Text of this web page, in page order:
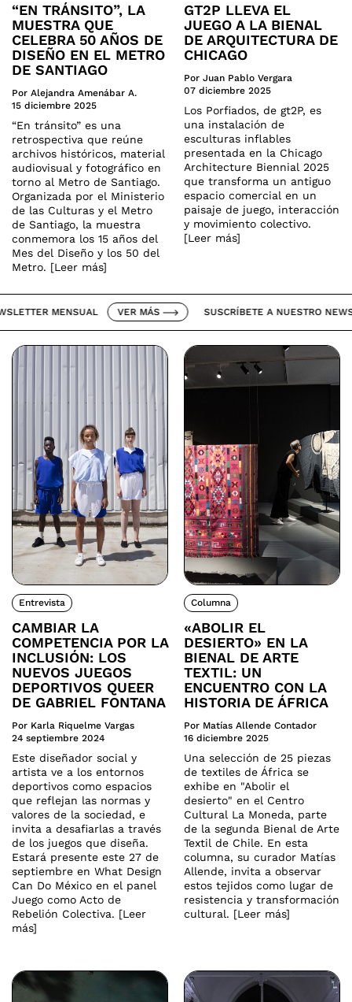
“EN TRÁNSITO”, LA
MUESTRA QUE
CELEBRA 50 AÑOS DE
DISEÑO EN EL METRO
DE SANTIAGO
Por Alejandra Amenábar A.
15 diciembre 2025
“En tránsito” es una
retrospectiva que reúne
archivos históricos, material
audiovisual y fotográfico en
torno al Metro de Santiago.
Organizada por el Ministerio
de las Culturas y el Metro
de Santiago, la muestra
conmemora los 15 años del
Mes del Diseño y los 50 del
Metro. [Leer más]
GT2P LLEVA EL
JUEGO A LA BIENAL
DE ARQUITECTURA DE
CHICAGO
Por Juan Pablo Vergara
07 diciembre 2025
Los Porfiados, de gt2P, es
una instalación de
esculturas inflables
presentada en la Chicago
Architecture Biennial 2025
que transforma un antiguo
espacio comercial en un
paisaje de juego, interacción
y movimiento colectivo.
[Leer más]
MENSUAL VER MÁS SUSCRÍBETE A NUESTRO
Entrevista
CAMBIAR LA
COMPETENCIA POR LA
INCLUSIÓN: LOS
NUEVOS JUEGOS
DEPORTIVOS QUEER
DE GABRIEL FONTANA
Por Karla Riquelme Vargas
24 septiembre 2024
Este diseñador social y
artista ve a los entornos
deportivos como espacios
que reflejan las normas y
valores de la sociedad, e
invita a desafiarlas a través
de los juegos que diseña.
Estará presente este 27 de
septiembre en What Design
Can Do México en el panel
Juego como Acto de
Rebelión Colectiva. [Leer
más]
Columna
«ABOLIR EL
DESIERTO» EN LA
BIENAL DE ARTE
TEXTIL: UN
ENCUENTRO CON LA
HISTORIA DE ÁFRICA
Por Matías Allende Contador
16 diciembre 2025
Una selección de 25 piezas
de textiles de África se
exhibe en "Abolir el
desierto" en el Centro
Cultural La Moneda, parte
de la segunda Bienal de Arte
Textil de Chile. En esta
columna, su curador Matías
Allende, invita a observar
estos tejidos como lugar de
resistencia y transformación
cultural. [Leer más]